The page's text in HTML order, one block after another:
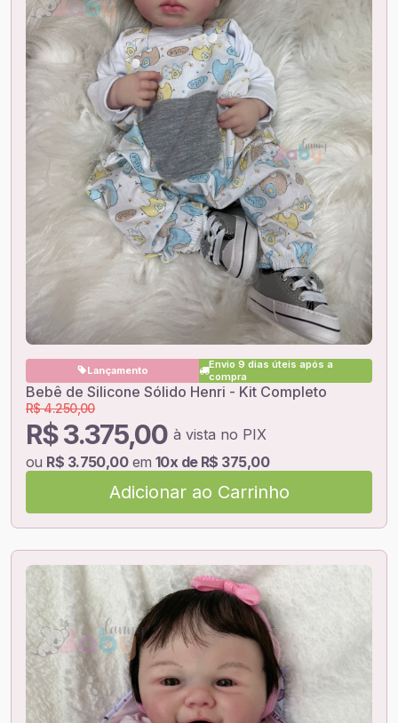
Lançamento
Envio 9 dias úteis após a
compra
Bebê de Silicone Sólido Henri - Kit Completo
R$ 3.375,00 à vista no PIX
R$ 4.250,00
ou R$ 3.750,00em 10x de R$ 375,00
Adicionar ao Carrinho